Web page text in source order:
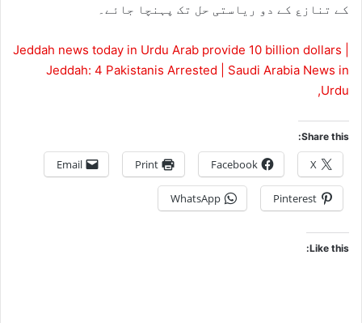
کے تنازع کے دو ریاستی حل تک پہنچا جائے۔
Jeddah news today in Urdu Arab provide 10 billion dollars |
Jeddah: 4 Pakistanis Arrested | Saudi Arabia News in
Urdu,
Share this:
X
Facebook
Print
Email
Pinterest
WhatsApp
Like this: